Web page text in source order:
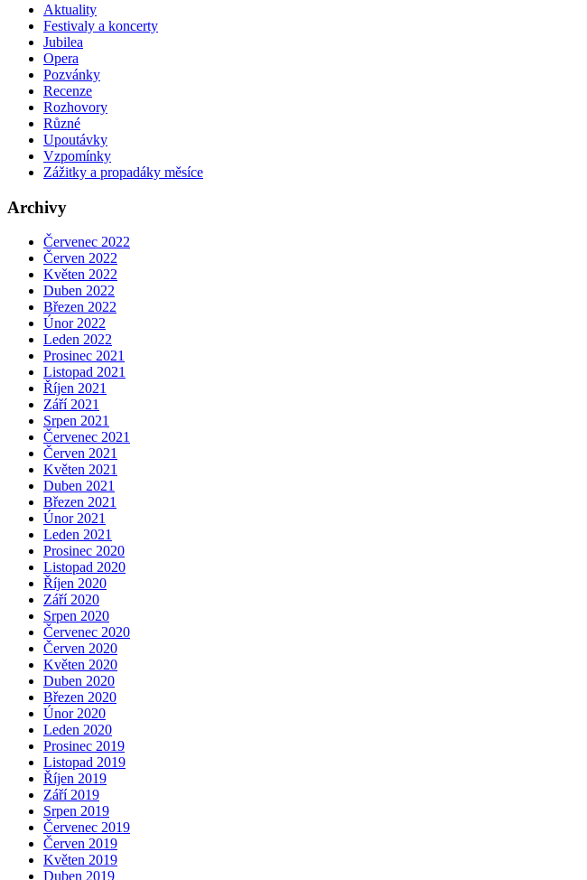
Aktuality
Festivaly a koncerty
Jubilea
Opera
Pozvánky
Recenze
Rozhovory
Různé
Upoutávky
Vzpomínky
Zážitky a propadáky měsíce
Archivy
Červenec 2022
Červen 2022
Květen 2022
Duben 2022
Březen 2022
Únor 2022
Leden 2022
Prosinec 2021
Listopad 2021
Říjen 2021
Září 2021
Srpen 2021
Červenec 2021
Červen 2021
Květen 2021
Duben 2021
Březen 2021
Únor 2021
Leden 2021
Prosinec 2020
Listopad 2020
Říjen 2020
Září 2020
Srpen 2020
Červenec 2020
Červen 2020
Květen 2020
Duben 2020
Březen 2020
Únor 2020
Leden 2020
Prosinec 2019
Listopad 2019
Říjen 2019
Září 2019
Srpen 2019
Červenec 2019
Červen 2019
Květen 2019
Duben 2019